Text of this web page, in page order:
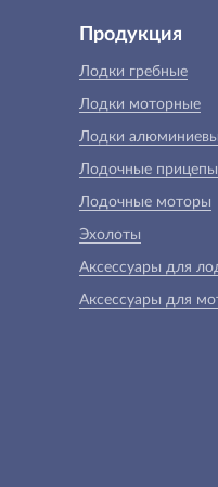
Продукция
Лодки гребные
Лодки моторные
Лодки
Лодочные прицепы
Лодочные моторы
Эхолоты
Аксессуары для
Аксессуары для